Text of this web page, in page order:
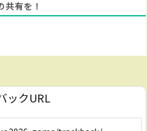
有を！
ックURL